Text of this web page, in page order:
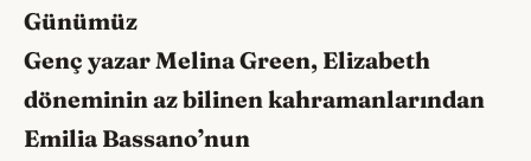
Günümüz
Genç yazar Melina Green, Elizabeth
döneminin az bilinen kahramanlarından
Emilia Bassano’nun